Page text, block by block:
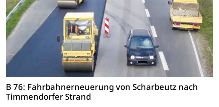
B 76: Fahrbahnerneuerung von Scharbeutz nach
Timmendorfer Strand